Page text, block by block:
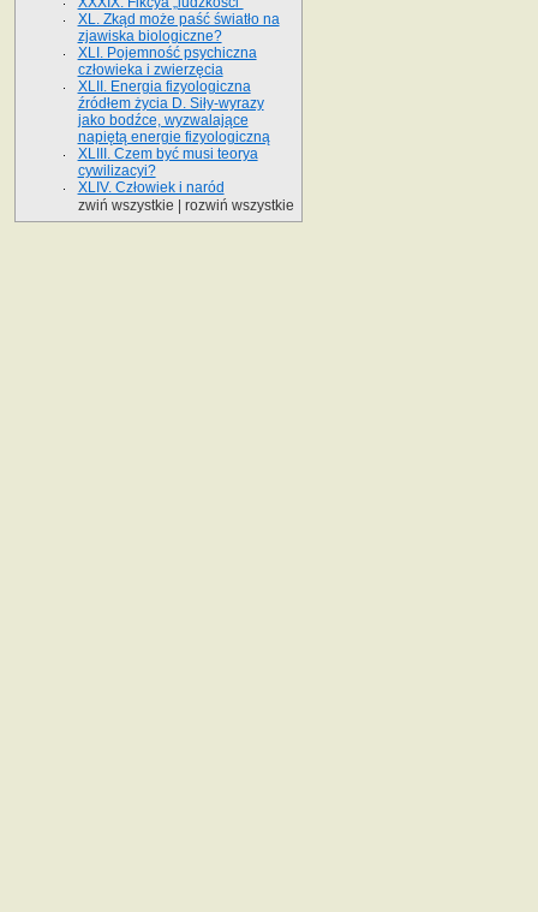
XL. Zkąd może paść światło na
zjawiska biologiczne?
XLI. Pojemność psychiczna
człowieka i zwierzęcia
XLII. Energia fizyologiczna
źródłem życia D. Siły-wyrazy
jako bodźce, wyzwalające
napiętą energie fizyologiczną
XLIII. Czem być musi teorya
cywilizacyi?
XLIV. Człowiek i naród
zwiń wszystkie
rozwiń wszystkie